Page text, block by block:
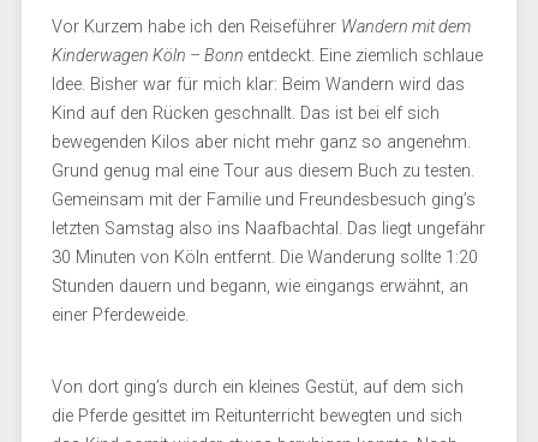
Vor Kurzem habe ich den Reiseführer Wandern mit dem
Kinderwagen Köln – Bonn entdeckt. Eine ziemlich schlaue
Idee. Bisher war für mich klar: Beim Wandern wird das
Kind auf den Rücken geschnallt. Das ist bei elf sich
bewegenden Kilos aber nicht mehr ganz so angenehm.
Grund genug mal eine Tour aus diesem Buch zu testen.
Gemeinsam mit der Familie und Freundesbesuch ging’s
letzten Samstag also ins Naafbachtal. Das liegt ungefähr
30 Minuten von Köln entfernt. Die Wanderung sollte 1:20
Stunden dauern und begann, wie eingangs erwähnt, an
einer Pferdeweide.
Von dort ging’s durch ein kleines Gestüt, auf dem sich
die Pferde gesittet im Reitunterricht bewegten und sich